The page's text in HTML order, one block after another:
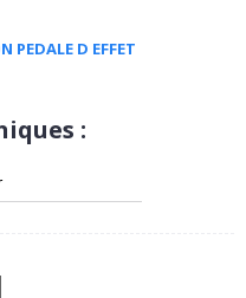
PEDALE D EFFET
: